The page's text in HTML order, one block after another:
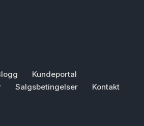
Kundeportal
Salgsbetingelser
Kontakt